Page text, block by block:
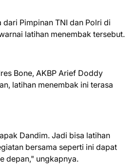
dari Pimpinan TNI dan Polri di
latihan menembak tersebut.
Bone, AKBP Arief Doddy
latihan menembak ini terasa
Dandim. Jadi bisa latihan
bersama seperti ini dapat
depan," ungkapnya.